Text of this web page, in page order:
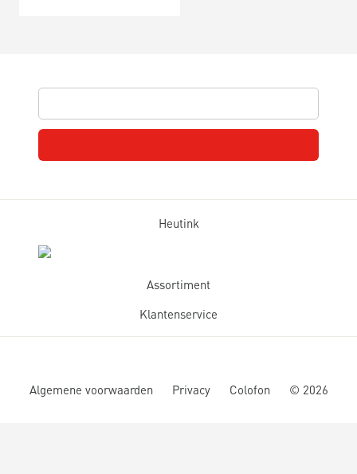
Heutink
Assortiment
Klantenservice
Algemene voorwaarden Privacy Colofon © 2026